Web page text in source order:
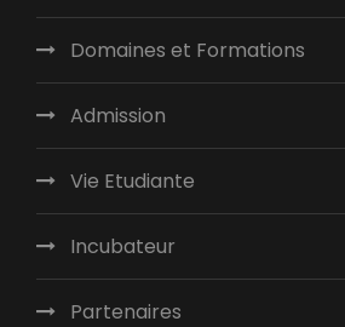
Domaines et Formations
Admission
Vie Etudiante
Incubateur
Partenaires